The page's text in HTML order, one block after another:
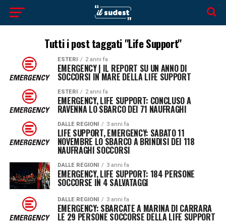
Tutti i post taggati "Life Support"
ESTERI 2 anni fa
EMERGENCY | IL REPORT SU UN ANNO DI
SOCCORSI IN MARE DELLA LIFE SUPPORT
ESTERI 2 anni fa
EMERGENCY, LIFE SUPPORT: CONCLUSO A
RAVENNA LO SBARCO DEI 71 NAUFRAGHI
DALLE REGIONI 3 anni fa
LIFE SUPPORT, EMERGENCY: SABATO 11
NOVEMBRE LO SBARCO A BRINDISI DEI 118
NAUFRAGHI SOCCORSI
DALLE REGIONI 3 anni fa
EMERGENCY, LIFE SUPPORT: 184 PERSONE
SOCCORSE IN 4 SALVATAGGI
DALLE REGIONI 3 anni fa
EMERGENCY: SBARCATE A MARINA DI CARRARA
LE 29 PERSONE SOCCORSE DELLA LIFE SUPPORT